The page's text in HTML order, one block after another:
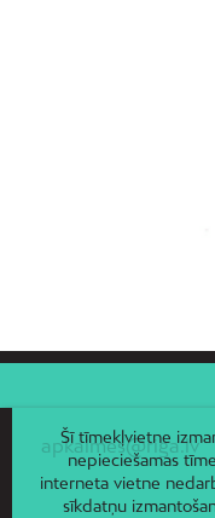
apkaimes@riga.lv
Šī tīmekļvietne
nepieciešamas
interneta vietne
sīkdatņu